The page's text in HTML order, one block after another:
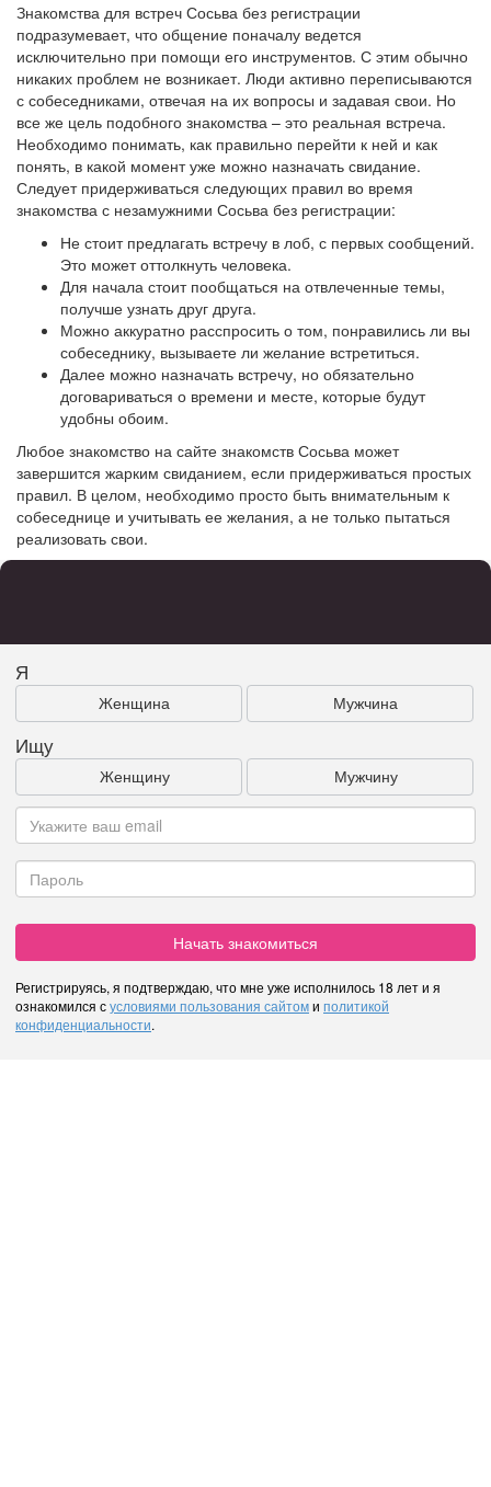
Знакомства для встреч Сосьва без регистрации
подразумевает, что общение поначалу ведется
исключительно при помощи его инструментов. С этим обычно
никаких проблем не возникает. Люди активно переписываются
с собеседниками, отвечая на их вопросы и задавая свои. Но
все же цель подобного знакомства – это реальная встреча.
Необходимо понимать, как правильно перейти к ней и как
понять, в какой момент уже можно назначать свидание.
Следует придерживаться следующих правил во время
знакомства с незамужними Сосьва без регистрации:
Не стоит предлагать встречу в лоб, с первых сообщений.
Это может оттолкнуть человека.
Для начала стоит пообщаться на отвлеченные темы,
получше узнать друг друга.
Можно аккуратно расспросить о том, понравились ли вы
собеседнику, вызываете ли желание встретиться.
Далее можно назначать встречу, но обязательно
договариваться о времени и месте, которые будут
удобны обоим.
Любое знакомство на сайте знакомств Сосьва может
завершится жарким свиданием, если придерживаться простых
правил. В целом, необходимо просто быть внимательным к
собеседнице и учитывать ее желания, а не только пытаться
реализовать свои.
Я
Женщина Мужчина
Ищу
Женщину Мужчину
Начать знакомиться
Регистрируясь, я подтверждаю, что мне уже исполнилось 18 лет и я
ознакомился сусловиями пользования сайтоми политикой
конфиденциальности.